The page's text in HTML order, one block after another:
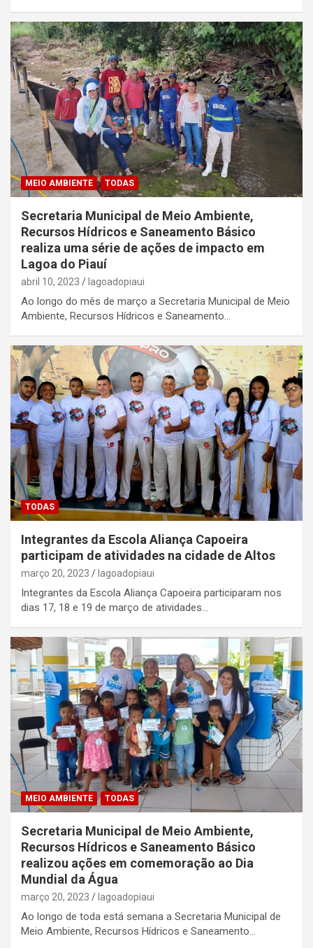
MEIO AMBIENTE TODAS
Secretaria Municipal de Meio Ambiente,
Recursos Hídricos e Saneamento Básico
realiza uma série de ações de impacto em
Lagoa do Piauí
abril 10, 2023 lagoadopiaui
Ao longo do mês de março a Secretaria Municipal de Meio
Ambiente, Recursos Hídricos e Saneamento…
TODAS
Integrantes da Escola Aliança Capoeira
participam de atividades na cidade de Altos
março 20, 2023 lagoadopiaui
Integrantes da Escola Aliança Capoeira participaram nos
dias 17, 18 e 19 de março de atividades…
MEIO AMBIENTE TODAS
Secretaria Municipal de Meio Ambiente,
Recursos Hídricos e Saneamento Básico
realizou ações em comemoração ao Dia
Mundial da Água
março 20, 2023 lagoadopiaui
Ao longo de toda está semana a Secretaria Municipal de
Meio Ambiente, Recursos Hídricos e Saneamento…